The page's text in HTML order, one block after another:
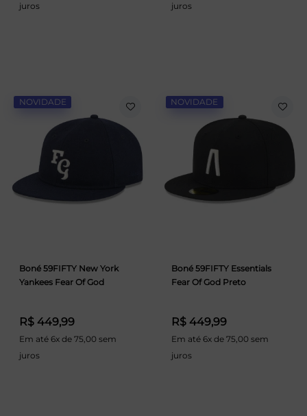
juros
juros
NOVIDADE
Boné 59FIFTY New York
Yankees Fear Of God
R$ 449,99
Em até 6x de 75,00 sem
juros
NOVIDADE
Boné 59FIFTY Essentials
Fear Of God Preto
R$ 449,99
Em até 6x de 75,00 sem
juros